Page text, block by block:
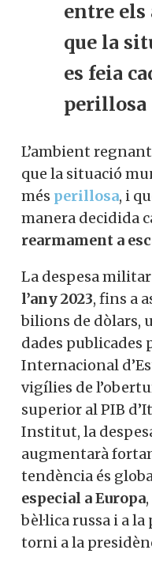
2022 envaïa
entre els
mundial
vegada
L’ambient
vegada més
avançant de
gran rearmament
La despesa
9% l’any 2023 ,
2,2 bilions de
segons les dades
Internacional
vigílies de
xifra superior al
Institut, la
augmentarà